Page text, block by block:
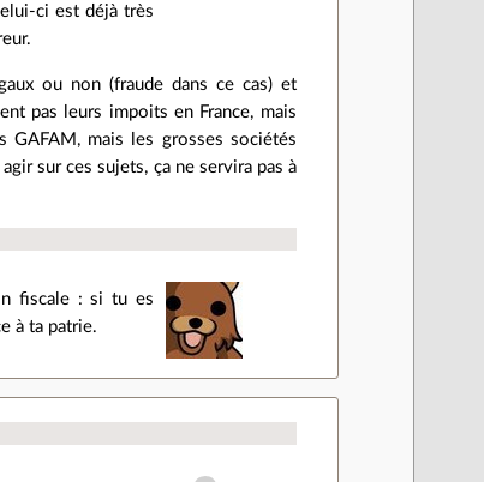
ci est déjà très
ou non (fraude dans ce cas) et
pas leurs impoits en France, mais
mais les grosses sociétés
sur ces sujets, ça ne servira pas à
fiscale : si tu es
à ta patrie.